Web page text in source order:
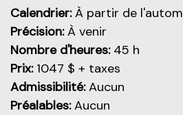
Calendrier:À partir de
Précision:À venir
Nombre d'heures:45 h
Prix: 1047 $ + taxes
Admissibilité: Aucun
Préalables:Aucun